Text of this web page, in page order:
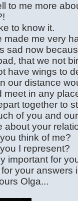
to me more
to know it.
made me very
sad now
that we not
have wings to
our distance
meet in any
together to
of you and
about your
think of me?
I represent?
important for
for your answers
Olga...